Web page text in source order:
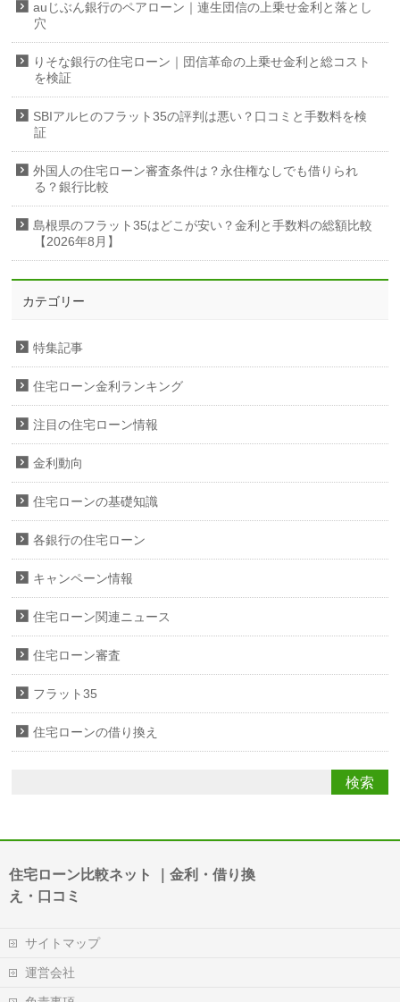
auじぶん銀行のペアローン｜連生団信の上乗せ金利と落とし
穴
りそな銀行の住宅ローン｜団信革命の上乗せ金利と総コスト
を検証
SBIアルヒのフラット35の評判は悪い？口コミと手数料を検
証
外国人の住宅ローン審査条件は？永住権なしでも借りられ
る？銀行比較
島根県のフラット35はどこが安い？金利と手数料の総額比較
【2026年8月】
カテゴリー
特集記事
住宅ローン金利ランキング
注目の住宅ローン情報
金利動向
住宅ローンの基礎知識
各銀行の住宅ローン
キャンペーン情報
住宅ローン関連ニュース
住宅ローン審査
フラット35
住宅ローンの借り換え
住宅ローン比較ネット ｜金利・借り換
え・口コミ
サイトマップ
運営会社